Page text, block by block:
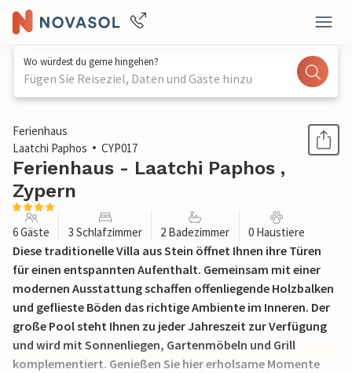
Wo würdest du gerne hingehen?
Fügen Sie Reiseziel, Daten und Gäste hinzu
1 / 12
Ferienhaus
Laatchi Paphos
CYP017
Ferienhaus - Laatchi Paphos ,
Zypern
6 Gäste 3 Schlafzimmer 2 Badezimmer 0 Haustiere
Diese traditionelle Villa aus Stein öffnet Ihnen ihre Türen
für einen entspannten Aufenthalt. Gemeinsam mit einer
modernen Ausstattung schaffen offenliegende Holzbalken
und geflieste Böden das richtige Ambiente im Inneren. Der
große Pool steht Ihnen zu jeder Jahreszeit zur Verfügung
und wird mit Sonnenliegen, Gartenmöbeln und Grill
komplementiert. Genießen Sie hier erholsame Momente